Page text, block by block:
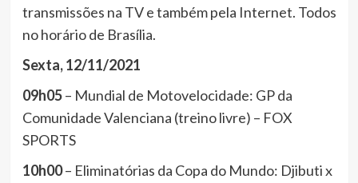
transmissões na TV e também pela Internet. Todos
no horário de Brasília.
Sexta, 12/11/2021
09h05– Mundial de Motovelocidade: GP da
Comunidade Valenciana (treino livre) – FOX
SPORTS
10h00– Eliminatórias da Copa do Mundo: Djibuti x